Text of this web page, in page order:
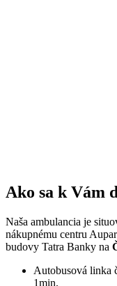
Ako sa k Vám
Naša ambulancia je
nákupnému centru
budovy Tatra Banky na
Autobusová linka
1min.